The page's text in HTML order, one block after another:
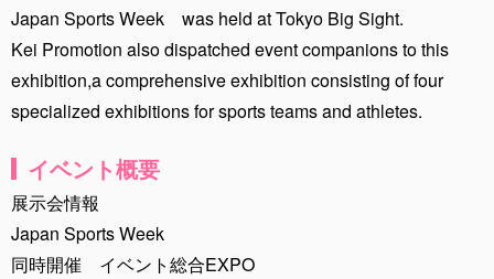
Japan Sports Week was held at Tokyo Big Sight.
Kei Promotion also dispatched event companions to this
exhibition,a comprehensive exhibition consisting of four
specialized exhibitions for sports teams and athletes.
イベント概要
展示会情報
Japan Sports Week
同時開催 イベント総合EXPO